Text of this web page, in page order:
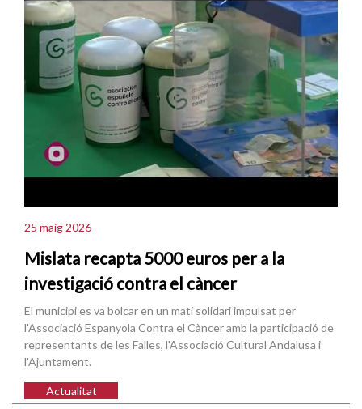
25 maig 2026
Mislata recapta 5000 euros per a la
investigació contra el càncer
El municipi es va bolcar en un matí solidari impulsat per
l'Associació Espanyola Contra el Càncer amb la participació de
representants de les Falles, l'Associació Cultural Andalusa i
l'Ajuntament.
Actualitat